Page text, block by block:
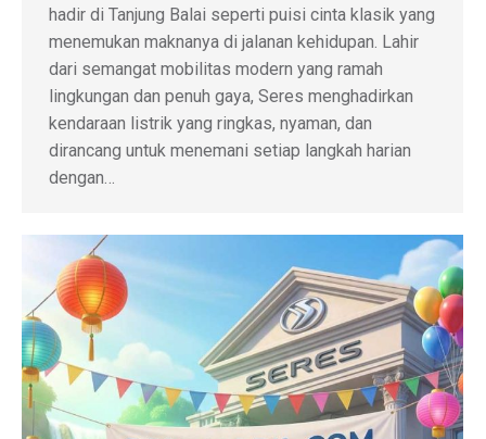
hadir di Tanjung Balai seperti puisi cinta klasik yang
menemukan maknanya di jalanan kehidupan. Lahir
dari semangat mobilitas modern yang ramah
lingkungan dan penuh gaya, Seres menghadirkan
kendaraan listrik yang ringkas, nyaman, dan
dirancang untuk menemani setiap langkah harian
dengan…